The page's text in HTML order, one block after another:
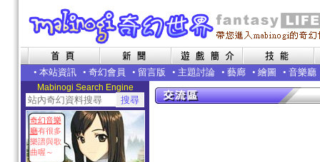
• 本站資訊 • 奇幻會員 • 留言版 • 主題討論 • 藝廊 • 繪圖 • 音樂廳
Mabinogi Search Engine
奇幻音樂
廳有很多
樂譜與歌
曲喔～